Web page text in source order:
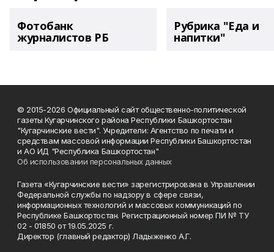
Фотобанк
журналистов РБ
Рубрика "Еда и
напитки"
© 2015-2026 Официальный сайт общественно-политической
газеты Кугарчинского района Республики Башкортостан
"Кугарчинские вести". Учредители: Агентство по печати и
средствам массовой информации Республики Башкортостан
и АО ИД "Республика Башкортостан"
Об использовании персональных данных
Газета «Кугарчинские вести» зарегистрирована в Управлении
Федеральной службы по надзору в сфере связи,
информационных технологий и массовых коммуникаций по
Республике Башкортостан. Регистрационный номер ПИ № ТУ
02 - 01850 от 19.05.2025 г.
Директор (главный редактор) Ладыженко А.Г.